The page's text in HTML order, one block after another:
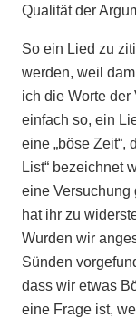
Qualität der
So ein Lied zu
werden, weil
ich die Worte der
einfach so, ein
eine „böse Zeit“,
List“ bezeichnet
eine Versuchung
hat ihr zu
Wurden wir
Sünden
dass wir etwas
eine Frage ist,